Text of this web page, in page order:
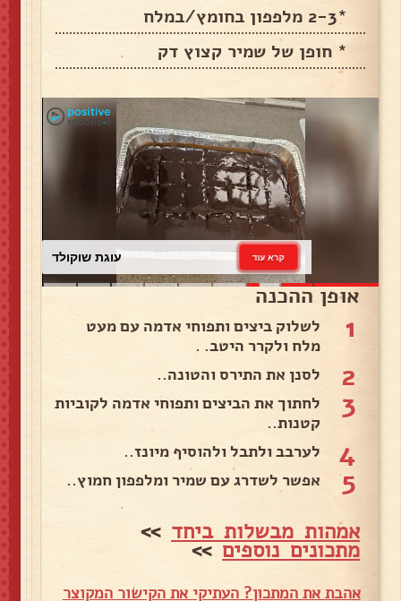
*2-3 מלפפון בחומץ/במלח
* חופן של שמיר קצוץ דק
עוגת שוקולד קרא עוד
אופן ההכנה
1
לשלוק ביצים ותפוחי אדמה עם מעט
מלח ולקרר היטב. .
2 לסנן את התירס והטונה..
3
לחתוך את הביצים ותפוחי אדמה לקוביות
קטנות..
4 לערבב ולתבל ולהוסיף מיונז..
5 אפשר לשדרג עם שמיר ומלפפון חמוץ..
אמהות מבשלות ביחד >>
מתכונים נוספים>>
אהבת את המתכון? העתיקי את הקישור המקוצר